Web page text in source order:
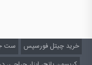
خرید چیتل فورسپس ست